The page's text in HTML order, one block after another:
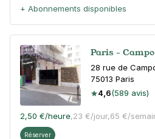
+ Abonnements disponibles
Paris -
28 rue de
75013 Paris
4,6(589 avis)
2,50 €/heure,23 €/jour,65 €/
Réserver